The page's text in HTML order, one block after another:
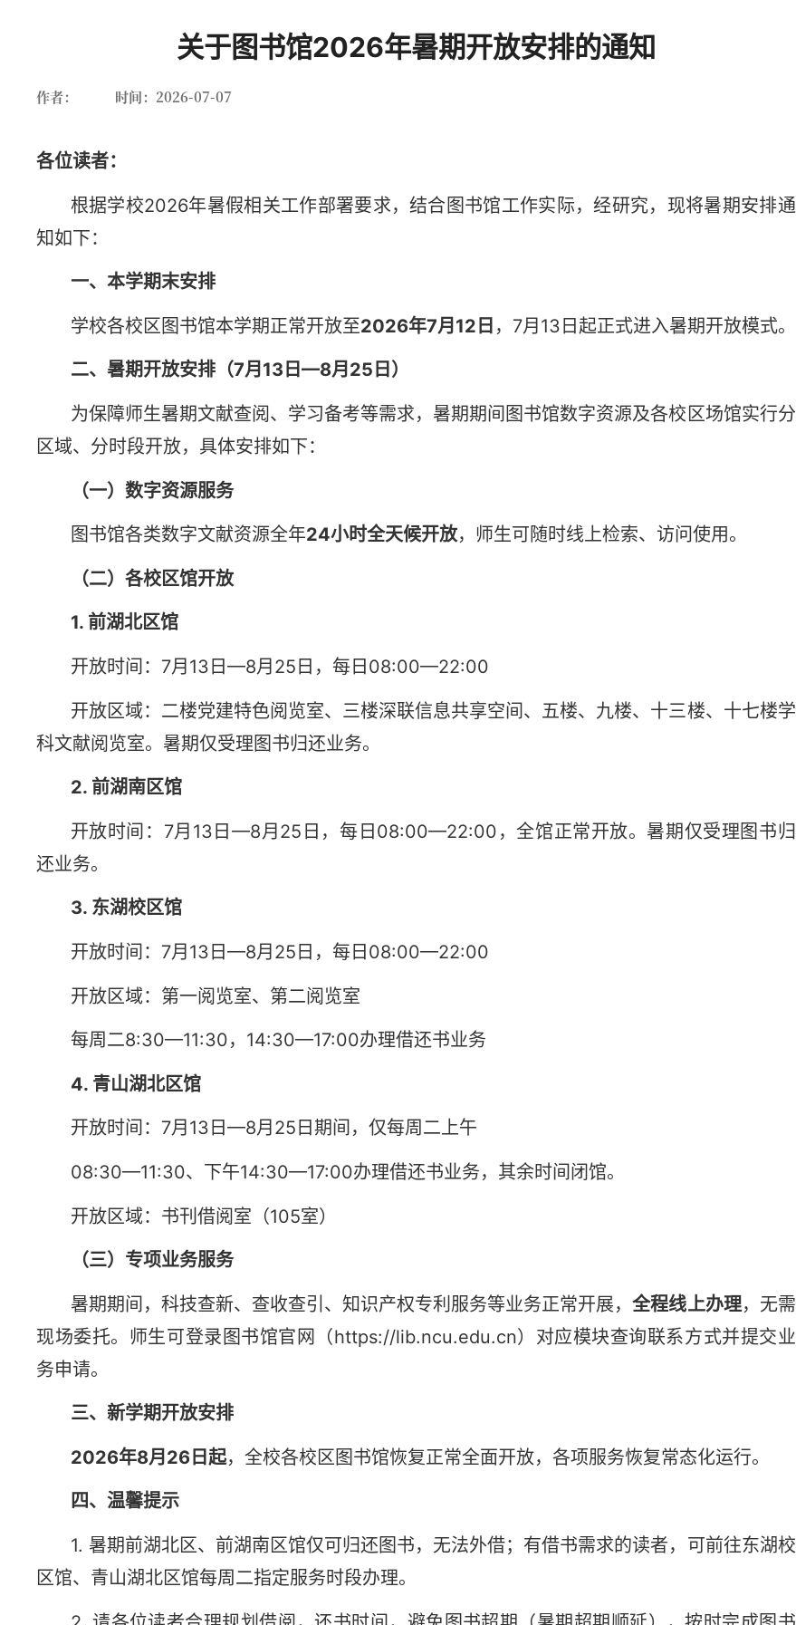
首页
关于图书馆2026年暑期开放安排的通知
作者： 时间：2026-07-07
各位读者：
根据学校2026年暑假相关工作部署要求，结合图书馆工作实际，经研究，现将暑期安排通
知如下：
一、 本学期末安排
学校各校区图书馆本学期正常开放至2026年7月12日 ，7月13日起正式进入暑期开放模式。
二、暑期开放安排（7月13日—8月25日）
为保障师生暑期文献查阅、学习备考等需求，暑期期间图书馆数字资源及各校区场馆实行分
区域、分时段开放，具体安排如下：
（一）数字资源服务
图书馆各类数字文献资源全年24小时全天候开放，师生可随时线上检索、访问使用。
（二）各校区馆开放
1. 前湖北区馆
开放时间：7月13日—8月25日，每日08:00—22:00
开放区域：二楼党建特色阅览室、三楼深联信息共享空间、五楼、九楼、十三楼、十七楼学
科文献阅览室。暑期仅受理图书归还业务。
2. 前湖南区馆
开放时间：7月13日—8月25日，每日08:00—22:00，全馆正常开放。暑期仅受理图书归
还业务。
3. 东湖校区馆
开放时间：7月13日—8月25日，每日08:00—22:00
开放区域：第一阅览室、第二阅览室
每周二8:30—11:30，14:30—17:00办理借还书业务
4. 青山湖北区馆
开放时间：7月13日—8月25日期间，仅每周二上午
08:30—11:30、下午14:30—17:00办理借还书业务，其余时间闭馆。
开放区域：书刊借阅室（105室）
（三）专项业务服务
暑期期间，科技查新、查收查引、知识产权专利服务等业务正常开展，全程线上办理，无需
现场委托。师生可登录图书馆官网（https://lib.ncu.edu.cn）对应模块查询联系方式并提交业
务申请。
三、新学期开放安排
2026年8月26日起，全校各校区图书馆恢复正常全面开放，各项服务恢复常态化运行。
四、温馨提示
1. 暑期前湖北区、前湖南区馆仅可归还图书，无法外借；有借书需求的读者，可前往东湖校
区馆、青山湖北区馆每周二指定服务时段办理。